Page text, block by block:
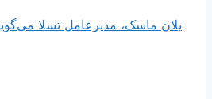
یلان ماسک، مدیرعامل تسلا می‌گوید